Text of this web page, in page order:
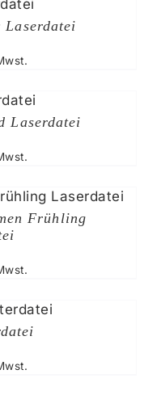
Laserdatei
Laserdatei
Frühling